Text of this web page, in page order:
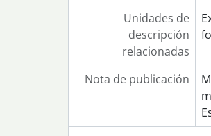
Unidades de
descripción
relacionadas
Nota de publicación